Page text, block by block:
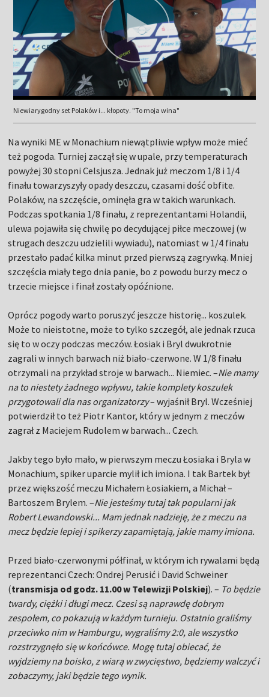
Niewiarygodny set Polaków i... kłopoty. "To moja wina"
Na wyniki ME w Monachium niewątpliwie wpływ może mieć
też pogoda. Turniej zaczął się w upale, przy temperaturach
powyżej 30 stopni Celsjusza. Jednak już meczom 1/8 i 1/4
finału towarzyszyły opady deszczu, czasami dość obfite.
Polaków, na szczęście, ominęła gra w takich warunkach.
Podczas spotkania 1/8 finału, z reprezentantami Holandii,
ulewa pojawiła się chwilę po decydującej piłce meczowej (w
strugach deszczu udzielili wywiadu), natomiast w 1/4 finału
przestało padać kilka minut przed pierwszą zagrywką. Mniej
szczęścia miały tego dnia panie, bo z powodu burzy mecz o
trzecie miejsce i finał zostały opóźnione.
Oprócz pogody warto poruszyć jeszcze historię... koszulek.
Może to nieistotne, może to tylko szczegół, ale jednak rzuca
się to w oczy podczas meczów. Łosiak i Bryl dwukrotnie
zagrali w innych barwach niż biało-czerwone. W 1/8 finału
otrzymali na przykład stroje w barwach... Niemiec. –Nie mamy
na to niestety żadnego wpływu, takie komplety koszulek
przygotowali dla nas organizatorzy– wyjaśnił Bryl. Wcześniej
potwierdził to też Piotr Kantor, który w jednym z meczów
zagrał z Maciejem Rudolem w barwach... Czech.
Jakby tego było mało, w pierwszym meczu Łosiaka i Bryla w
Monachium, spiker uparcie mylił ich imiona. I tak Bartek był
przez większość meczu Michałem Łosiakiem, a Michał –
Bartoszem Brylem. –Nie jesteśmy tutaj tak popularni jak
Robert Lewandowski... Mam jednak nadzieję, że z meczu na
mecz będzie lepiej i spikerzy zapamiętają, jakie mamy imiona.
Przed biało-czerwonymi półfinał, w którym ich rywalami będą
reprezentanci Czech: Ondrej Perusić i David Schweiner
(transmisja od godz. 11.00 w Telewizji Polskiej). – To będzie
twardy, ciężki i długi mecz. Czesi są naprawdę dobrym
zespołem, co pokazują w każdym turnieju. Ostatnio graliśmy
przeciwko nim w Hamburgu, wygraliśmy 2:0, ale wszystko
rozstrzygnęło się w końcówce. Mogę tutaj obiecać, że
wyjdziemy na boisko, z wiarą w zwycięstwo, będziemy walczyć i
zobaczymy, jaki będzie tego wynik.